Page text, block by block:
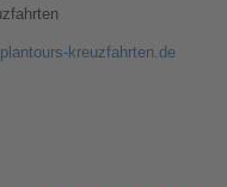
kreuzfahrten.de